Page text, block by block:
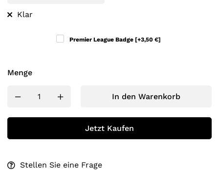
Klar
Premier League Badge [+3,50 €]
Menge
In den Warenkorb
Jetzt Kaufen
Stellen Sie eine Frage